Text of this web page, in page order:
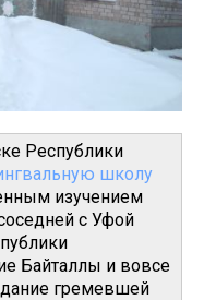
Республики
школу
изучением
с Уфой
Байталлы и вовсе
гремевшей